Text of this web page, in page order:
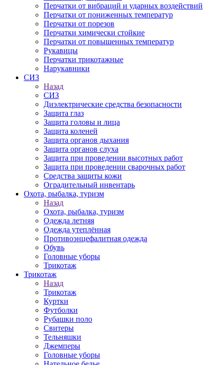
Перчатки от вибраций и ударных воздействий
Перчатки от пониженных температур
Перчатки от порезов
Перчатки химически стойкие
Перчатки от повышенных температур
Рукавицы
Перчатки трикотажные
Нарукавники
СИЗ
Назад
СИЗ
Диэлектрические средства безопасности
Защита глаз
Защита головы и лица
Защита коленей
Защита органов дыхания
Защита органов слуха
Защита при проведении высотных работ
Защита при проведении сварочных работ
Средства защиты кожи
Оградительный инвентарь
Охота, рыбалка, туризм
Назад
Охота, рыбалка, туризм
Одежда летняя
Одежда утеплённая
Противоэнцефалитная одежда
Обувь
Головные уборы
Трикотаж
Трикотаж
Назад
Трикотаж
Куртки
Футболки
Рубашки поло
Свитеры
Тельняшки
Джемперы
Головные уборы